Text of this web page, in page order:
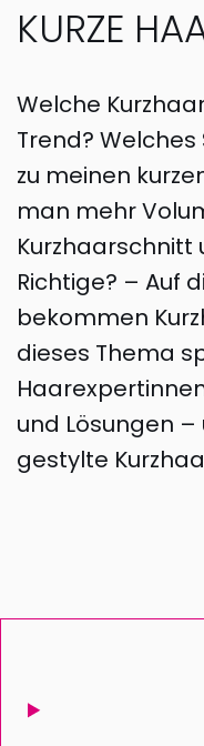
KURZE
Welche
Trend?
zu meinen
man mehr
Kurzhaarschnitt
Richtige? – Auf
bekommen
dieses Thema
und Lösungen
gestylte